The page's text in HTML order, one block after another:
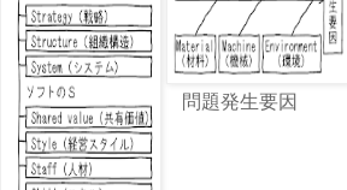
問題発生要因